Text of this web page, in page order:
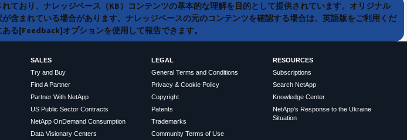
ており、ナレッジベース（KB）コンテンツの基本的な理解を目的として提供されています。オリジナル
含まれている場合があります。ナレッジベースの元のコンテンツを確認する場合は、英語版をご利用くだ
る[Feedback]オプションを使用して報告できます。
SALES
Try and Buy
Find A Partner
Partner With NetApp
US Public Sector Contracts
NetApp OnDemand Consumption
Data Visionary Centers
LEGAL
General Terms and Conditions
Privacy & Cookie Policy
Copyright
Patents
Trademarks
Community Terms of Use
RESOURCES
Subscriptions
Search NetApp
Knowledge Center
NetApp's Response to the Ukraine
Situation